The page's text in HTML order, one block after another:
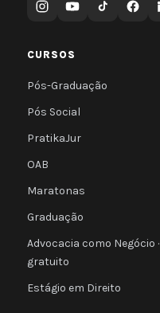
CURSOS
Pós-Graduação
Pós Social
PratikaJur
OAB
Maratonas
Graduação
Advocacia como Negócio ·
gratuito
Estágio em Direito